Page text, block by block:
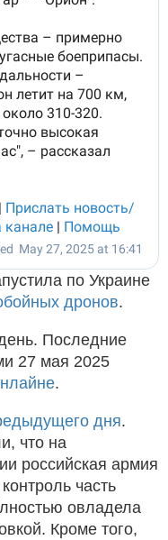
по Украине
дронов.
Последние
27 мая 2025
.
дня.
что на
российская армия
часть
овладела
Кроме того,